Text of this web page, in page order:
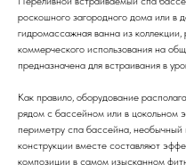
роскошного загородного дома или в
гидромассажная ванна из
коммерческого использования на
предназначена для встраивания в
Как правило, оборудование
рядом с бассейном или в цокольном
периметру спа бассейна, необычный
конструкции вместе составляют
композиции в самом изысканном